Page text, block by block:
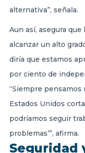
alternativa”, señala.
Aun así, asegura
alcanzar un alto
diría que estamos
por ciento de
“Siempre pensamos
Estados Unidos
podríamos seguir
problemas’”, afirma.
Seguridad